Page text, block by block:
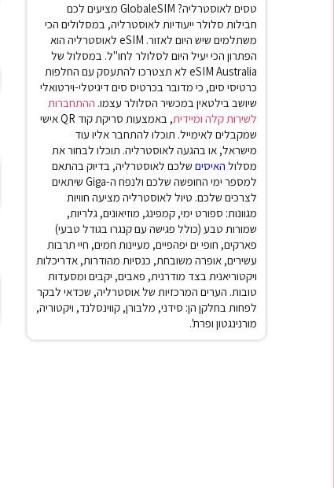
טסים לאוסטרליה? GlobaleSIM מציעים לכם
חבילות סלולר ייעודיות לאוסטרליה, במסלולים הכי
משתלמים שיש היום לאזור. eSIM לאוסטרליה הוא
הפתרון הכי יעיל היום לסלולר לחו"ל. במסלול של
eSIM Australia לא תצטרכו להתעסק עם החלפות
כרטיסי סים, כי מדובר בכרטיס סים דיגיטלי-וירטואלי
שיושב בילטאין במכשיר הסלולר עצמו. ההתחברות
לשירות קלה ומיידית
, באמצעות סריקת קוד QR אישי
שמקבלים לאימייל. תוכלו להתחבר אליו עוד
מישראל, או בהגעה לאוסטרליה. תוכלו לבחור את
מסלול האיסים שלכם לאוסטרליה, בדיוק בהתאם
למספר ימי החופשה שלכם ולנפח ה-Giga שיתאים
לצרכים שלכם. טיול לאוסטרליה מציעה חוויות
מגוונות: ספורט ימי, קמפינג, מוזיאונים, גלריות,
שמורות טבע (כולל פגישה עם קנגרו בגודל טבעי)
פארקים, חופי ים יפהפיים, מעיינות חמים, חיי תרבות
עשירים, אופרה משובחת, כנסיות מהודרות, אדריכלות
ויקטוריאנית בצד מודרנית, פאבים, יקבים ומסעדות
טובות. הערים המרכזיות של אוסטרליה, שכדאי לבקר
לפחות בחלקן הן: סידני, מלבורן, קווינסלנד, ויקטוריה,
מורנינגטון ופרת'.